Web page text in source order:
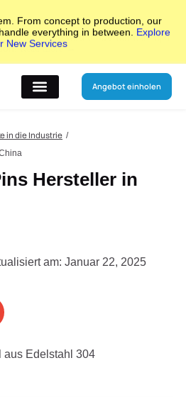
From concept to production, our
everything in between. Explore
New Services
Angebot einholen
in die Industrie
Hersteller in
am: Januar 22, 2025